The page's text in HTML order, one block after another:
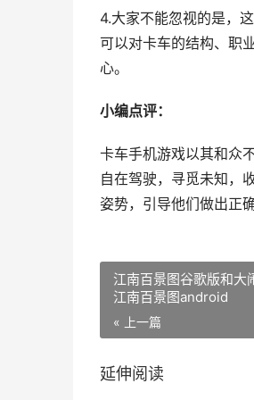
4.大家不能忽视的是，
可以对卡车的结构、职
心。
小编点评：
卡车手机游戏以其和众
自在驾驶，寻觅未知，
姿势，引导他们做出正
江南百景图谷歌版和大
江南百景图android
« 上一篇
延伸阅读